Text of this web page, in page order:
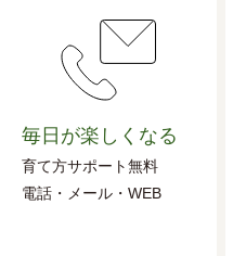
毎日が楽しくなる
育て方サポート無料
電話・メール・WEB